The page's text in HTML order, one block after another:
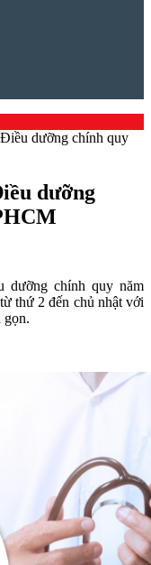
dưỡng chính quy
dưỡng
dưỡng chính quy năm
thứ 2 đến chủ nhật với
gọn.